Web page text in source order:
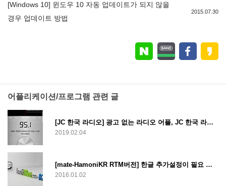
[Windows 10] 윈도우 10 자동 업데이트가 되지 않을
경우 업데이트 방법
2015.07.30
어플리케이션/프로그램 관련 글
[JC 한국 라디오] 광고 없는 라디오 어플, JC 한국 라디오
2019.02.04
[mate-HamoniKR RTM버전] 한글 추가설정이 필요 없는 Linux mint
2016.01.02